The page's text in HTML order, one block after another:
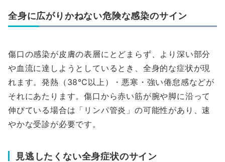
全身に広がりかねない危険な感染のサイン
傷口の感染が皮膚の表層にとどまらず、より深い部分
や血流に達しようとしているとき、全身的な症状が現
れます。発熱（38℃以上）・悪寒・強い倦怠感などが
それにあたります。傷口から赤い筋が腕や脚に沿って
伸びている場合は「リンパ管炎」の可能性があり、速
やかな受診が必要です。
見逃したくない全身症状のサイン